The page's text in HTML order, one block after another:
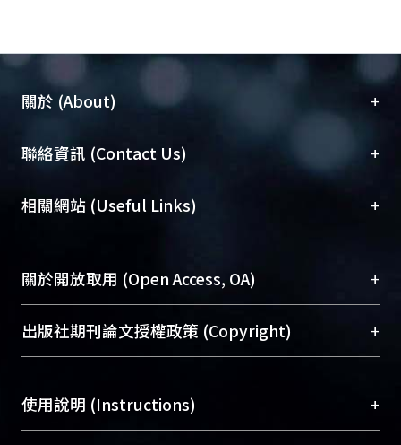
關於 (About) +
臺大位居世界頂尖大學之列，為永久珍藏及向國際
展現本校豐碩的研究成果及學術能量，圖書館整合
機構典藏（NTUR）與學術庫（AH）不同功能平
台，成為臺大學術典藏NTU scholars。期能整合研
成果。
To permanently archive and promote researcher
profiles and scholarly works, Library integrates the
services of “NTU Repository” with “Academic
聯絡資訊 (Contact Us) +
總館學科館員(Main Library)
醫學圖書館學科館員(Medical Library)
Sciences Library)
相關網站 (Useful Links) +
關於開放取用 (Open Access, OA) +
開放取用是從使用者角度提升資訊取用性的社會運
動，應用在學術研究上是透過將研究著作公開供使
用逐年攀升。同時可加速研究發展、提升研究影響
出版社期刊論文授權政策 (Copyright) +
含部分內容的版權非匯入者所有，或由第三方贊
助與合作完成，請確認該版權所有者及第三方同
使用說明 (Instructions) +